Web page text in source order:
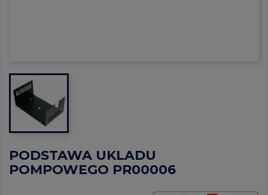
PODSTAWA UKLADU
POMPOWEGO PR00006